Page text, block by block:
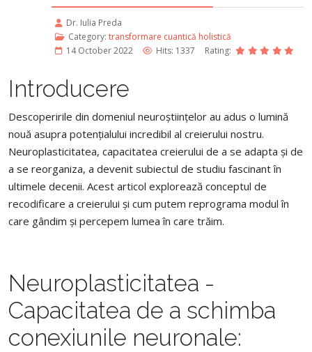
Dr. Iulia Preda
Category: transformare cuantică holistică
14 October 2022
Hits: 1337 Rating:
Introducere
Descoperirile din domeniul neuroștiințelor au adus o lumină
nouă asupra potențialului incredibil al creierului nostru.
Neuroplasticitatea, capacitatea creierului de a se adapta și de
a se reorganiza, a devenit subiectul de studiu fascinant în
ultimele decenii. Acest articol explorează conceptul de
recodificare a creierului și cum putem reprograma modul în
care gândim și percepem lumea în care trăim.
Neuroplasticitatea -
Capacitatea de a schimba
conexiunile neuronale: